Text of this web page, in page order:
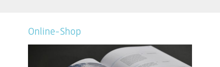
Online-Shop